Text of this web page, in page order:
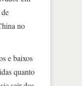
no
e baixos
quanto